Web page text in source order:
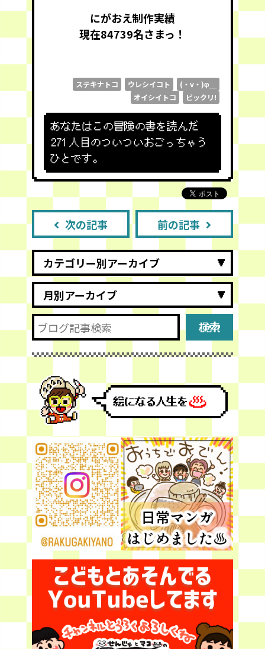
にがおえ制作実績
現在84739名さまっ！
ステキナトコ ウレシイコト
(・v・)φ＿
オイシイトコ
ビックリ!
あなたはこの冒険の書を読んだ
271 人目のついついおごっちゃう
ひとです。
次の記事 前の記事